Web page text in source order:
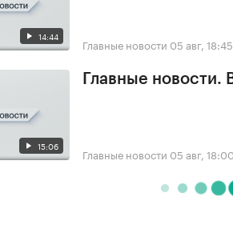
14:44 Главные новости 05 авг, 18:45
15:06
Главные
Главные новости 05 авг, 18:00